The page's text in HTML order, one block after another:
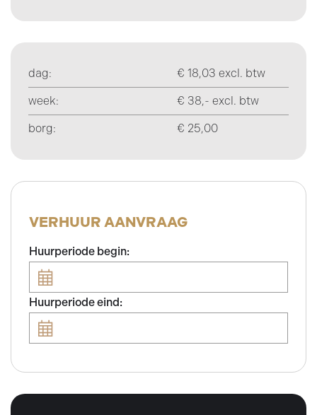
dag: € 18,03 excl. btw
week: € 38,- excl. btw
borg: € 25,00
VERHUUR AANVRAAG
Huurperiode begin:
Huurperiode eind: